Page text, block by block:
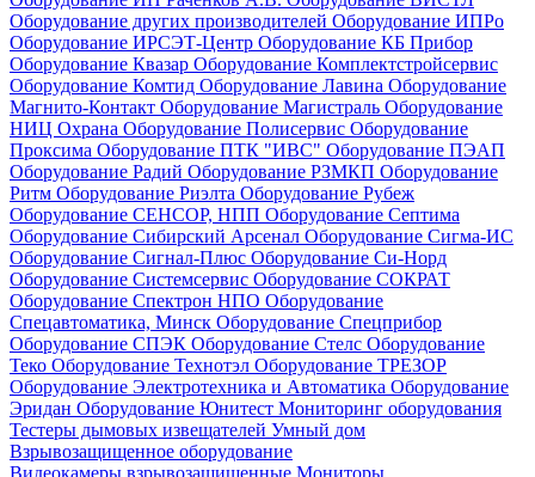
Оборудование других производителей Оборудование ИПРо
Оборудование ИРСЭТ-Центр Оборудование КБ Прибор
Оборудование Квазар Оборудование Комплектстройсервис
Оборудование Комтид Оборудование Лавина Оборудование
Магнито-Контакт Оборудование Магистраль Оборудование
НИЦ Охрана Оборудование Полисервис Оборудование
Проксима Оборудование ПТК "ИВС" Оборудование ПЭАП
Оборудование Радий Оборудование РЗМКП Оборудование
Ритм Оборудование Риэлта Оборудование Рубеж
Оборудование СЕНСОР, НПП Оборудование Септима
Оборудование Сибирский Арсенал Оборудование Сигма-ИС
Оборудование Сигнал-Плюс Оборудование Си-Норд
Оборудование Системсервис Оборудование СОКРАТ
Оборудование Спектрон НПО Оборудование
Спецавтоматика, Минск Оборудование Спецприбор
Оборудование СПЭК Оборудование Стелс Оборудование
Теко Оборудование Технотэл Оборудование ТРЕЗОР
Оборудование Электротехника и Автоматика Оборудование
Эридан Оборудование Юнитест Мониторинг оборудования
Тестеры дымовых извещателей Умный дом
Взрывозащищенное оборудование
Видеокамеры взрывозащищенные Мониторы